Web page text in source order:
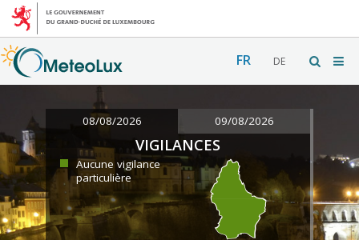
FR DE
08/08/2026 09/08/2026
VIGILANCES
Aucune vigilance
particulière